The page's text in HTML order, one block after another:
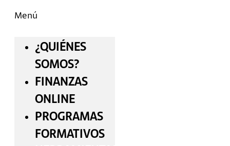
Menú
¿QUIÉNES
SOMOS?
FINANZAS
ONLINE
PROGRAMAS
FORMATIVOS